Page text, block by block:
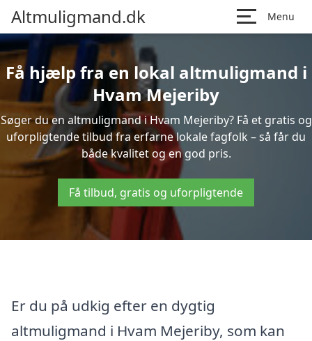
Altmuligmand.dk Menu
Få hjælp fra en lokal altmuligmand i
Hvam Mejeriby
Søger du en altmuligmand i Hvam Mejeriby? Få et gratis og
uforpligtende tilbud fra erfarne lokale fagfolk – så får du
både kvalitet og en god pris.
Få tilbud, gratis og uforpligtende
Er du på udkig efter en dygtig
altmuligmand i Hvam Mejeriby, som kan